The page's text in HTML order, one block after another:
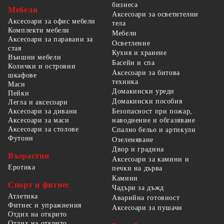
Мебели
Аксесоари за офис мебели
Комплекти мебели
Аксесоари за паравани за
стая
Външни мебели
Колички и островни
шкафове
Маси
Пейки
Легла и аксесоари
Аксесоари за дивани
Аксесоари за маси
Аксесоари за столове
Футони
Възрастни
Еротика
Спорт и фитнес
Атлетика
Фитнес и упражнения
Отдих на открито
бизнеса
Аксесоари за осветителни
тела
Мебели
Осветление
Кухня и хранене
Басейн и спа
Аксесоари за битова
техника
Домакински уреди
Домакински пособия
Безопасност при пожар,
наводнение и обгазяване
Спално бельо и артикули
Озеленяване
Двор и градина
Аксесоари за камини и
печки на дърва
Камини
Чадъри за дъжд
Аварийна готовност
Аксесоари за пушачи